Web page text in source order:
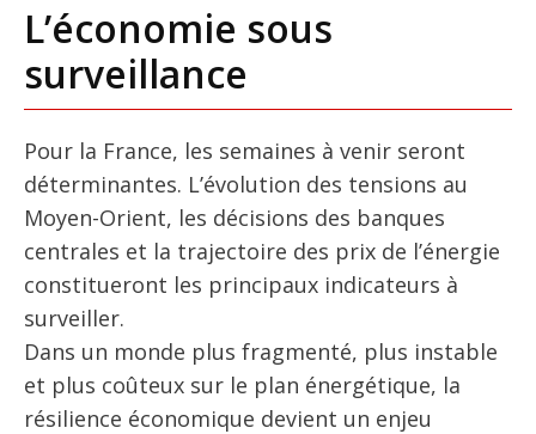
L’économie sous
surveillance
Pour la France, les semaines à venir seront
déterminantes. L’évolution des tensions au
Moyen-Orient, les décisions des banques
centrales et la trajectoire des prix de l’énergie
constitueront les principaux indicateurs à
surveiller.
Dans un monde plus fragmenté, plus instable
et plus coûteux sur le plan énergétique, la
résilience économique devient un enjeu